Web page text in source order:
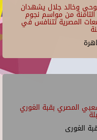
وخالد جلال يشهدان
من مواسم نجوم
من الجامعات المصرية تتنافس في
المصري بقبة الغوري
الغورى